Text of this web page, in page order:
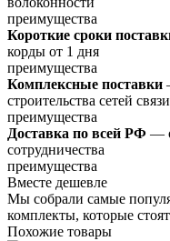
преимущества
Короткие сроки
корды от 1 дня
преимущества
Комплексные поставки
строительства сетей связи
преимущества
Доставка по всей РФ —
сотрудничества
преимущества
Вместе дешевле
Мы собрали самые
комплекты, которые
Похожие товары